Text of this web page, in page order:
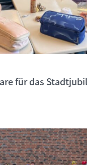
für das